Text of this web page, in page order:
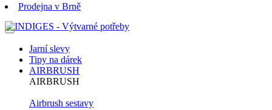
Prodejna v Brně
Jarní slevy
Tipy na dárek
AIRBRUSH
AIRBRUSH
Airbrush sestavy